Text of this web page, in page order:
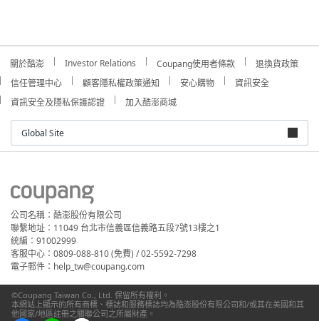
關於酷澎 Investor Relations Coupang使用者條款
退換貨政策
信任管理中心
顧客隱私權政策通知 安心購物
資訊安全
資訊安全及隱私保護認證
加入酷澎商城
Global Site
公司名稱：酷澎股份有限公司
聯繫地址：11049 台北市信義區信義路五段7號13樓之1
統編：91002999
客服中心：0809-088-810 (免費) / 02-5592-7298
電子郵件：help_tw@coupang.com
©Coupang Taiwan Co., Ltd. 保留所有權利。
本網站上顯示的所有商標、標誌和服務標誌均為酷澎股份有限公司和/或其在美國和其
他國家/地區註冊之關聯公司之所屬財產。